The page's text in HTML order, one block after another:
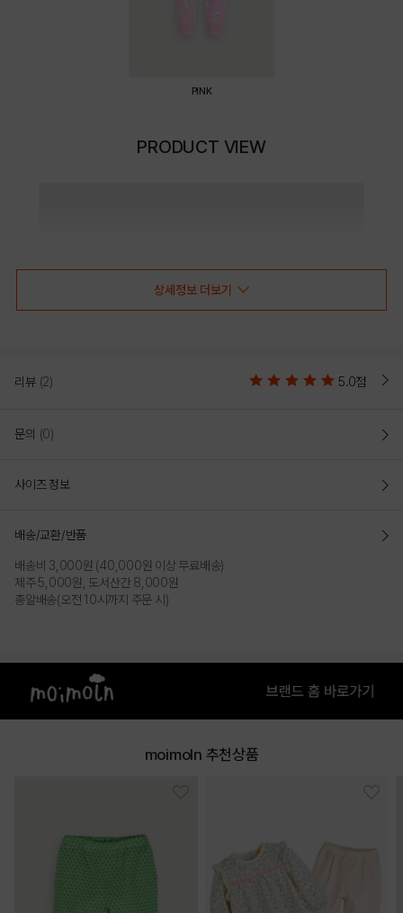
PINK
PRODUCT VIEW
상세정보 더보기
리뷰 (2) 5.0점
문의 (0)
사이즈 정보
배송/교환/반품
배송비 3,000원 (40,000원 이상 무료배송)
제주 5,000원, 도서산간 8,000원
총알배송(오전 10시까지 주문 시)
moimoln 추천상품